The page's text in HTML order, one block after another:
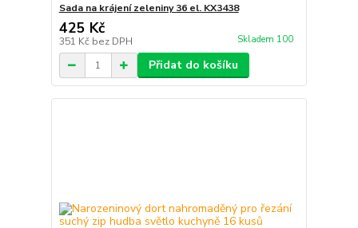
Sada na krájení zeleniny 36 el. KX3438
425 Kč
351 Kč bez DPH Skladem 100
Přidat do košíku